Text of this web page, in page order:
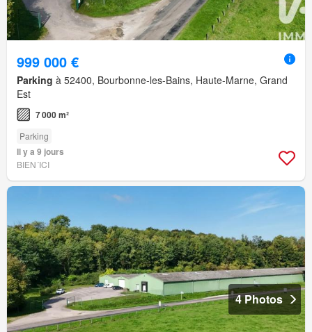
999 000 €
Parking à 52400, Bourbonne-les-Bains, Haute-Marne, Grand
Est
7 000 m²
Parking
Il y a 9 jours
BIEN´ICI
4 Photos